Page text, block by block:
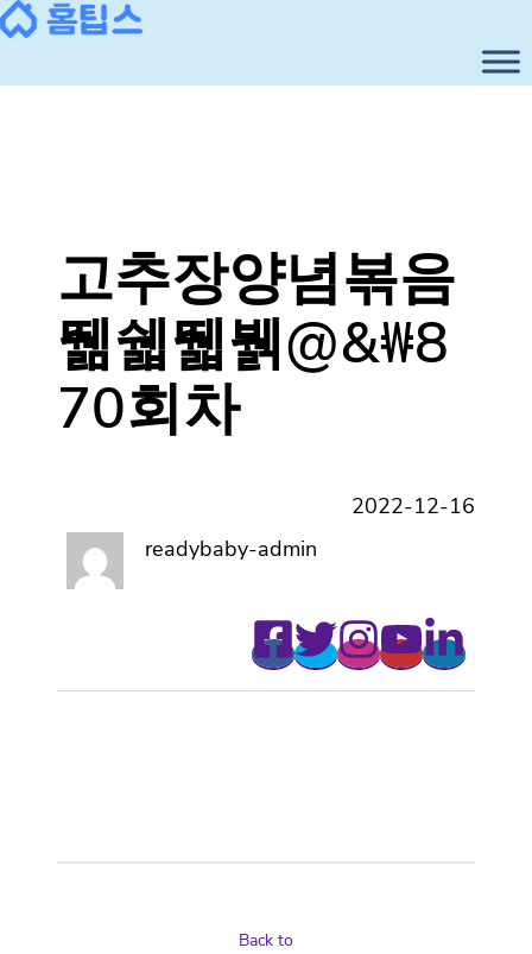
콘
텐
츠
고추장양념볶음
뛞쉛뛟뷁@&₩8
70회차
2022-12-16
readybaby-admin
Back to